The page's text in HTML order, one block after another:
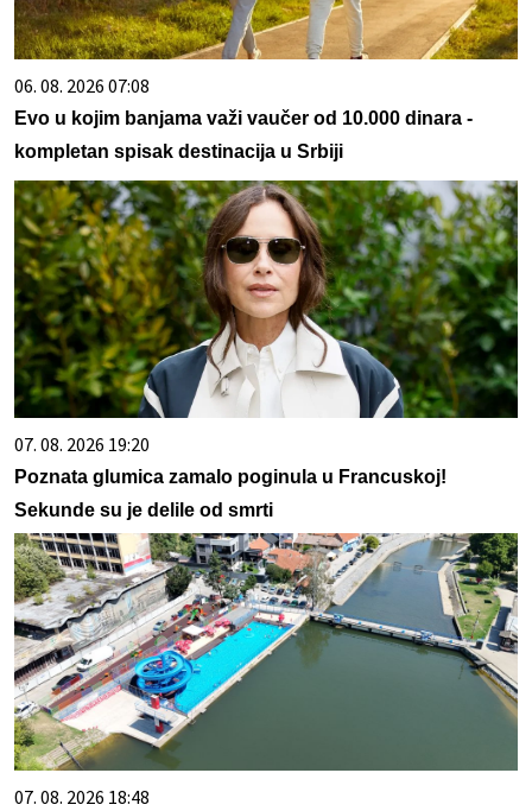
06. 08. 2026 07:08
Evo u kojim banjama važi vaučer od 10.000 dinara -
kompletan spisak destinacija u Srbiji
07. 08. 2026 19:20
Poznata glumica zamalo poginula u Francuskoj!
Sekunde su je delile od smrti
07. 08. 2026 18:48